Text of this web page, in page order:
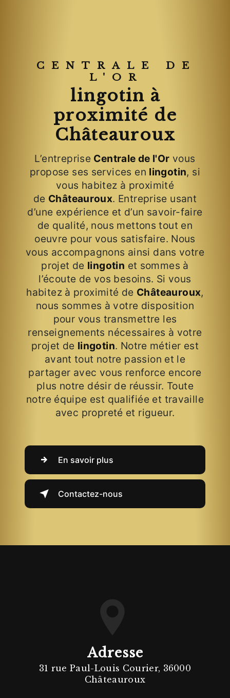
CENTRALE DE
L'OR
lingotin à
proximité de
Châteauroux
L’entreprise Centrale de l'Or vous
propose ses services en lingotin, si
vous habitez à proximité
de Châteauroux. Entreprise usant
d’une expérience et d’un savoir-faire
de qualité, nous mettons tout en
oeuvre pour vous satisfaire. Nous
vous accompagnons ainsi dans votre
projet de lingotin et sommes à
l’écoute de vos besoins. Si vous
habitez à proximité de Châteauroux,
nous sommes à votre disposition
pour vous transmettre les
renseignements nécessaires à votre
projet de lingotin. Notre métier est
avant tout notre passion et le
partager avec vous renforce encore
plus notre désir de réussir. Toute
notre équipe est qualifiée et travaille
avec propreté et rigueur.
En savoir plus
Contactez-nous
Adresse
31 rue Paul-Louis Courier, 36000
Châteauroux